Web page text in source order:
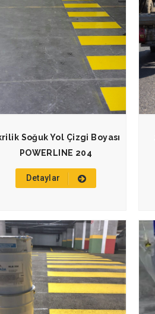
Soğuk Yol Çizgi Boyası
POWERLINE 204
Detaylar